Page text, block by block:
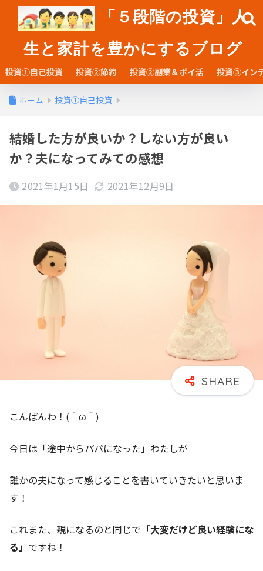
「５段階の投資」人
生と家計を豊かにするブログ
投資①自己投資 投資②節約 投資②副業＆ポイ活 投資③イン
ホーム 投資①自己投資
結婚した方が良いか？しない方が良い
か？夫になってみての感想
2021年1月15日 2021年12月9日
こんばんわ！(＾ω＾)
今日は「途中からパパになった」わたしが
誰かの夫になって感じることを書いていきたいと思いま
す！
これまた、親になるのと同じで 「大変だけど良い経験にな
る」 ですね！